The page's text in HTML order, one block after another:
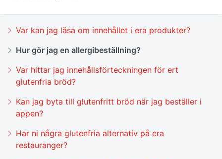
Var kan jag läsa om innehållet i era produkter?
Hur gör jag en allergibeställning?
Var hittar jag innehållsförteckningen för ert
glutenfria bröd?
Kan jag byta till glutenfritt bröd när jag beställer i
appen?
Har ni några glutenfria alternativ på era
restauranger?